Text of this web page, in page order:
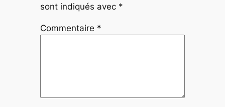
sont indiqués avec *
Commentaire *